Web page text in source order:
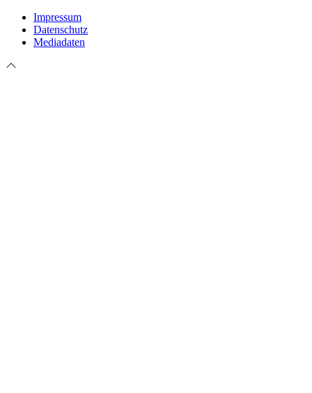
Impressum
Datenschutz
Mediadaten